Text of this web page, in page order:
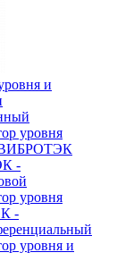
и
уровня
ВИБРОТЭК
-
уровня
-
уровня и